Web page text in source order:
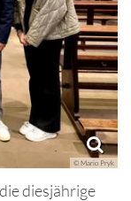
© Mario Pryk
diesjährige